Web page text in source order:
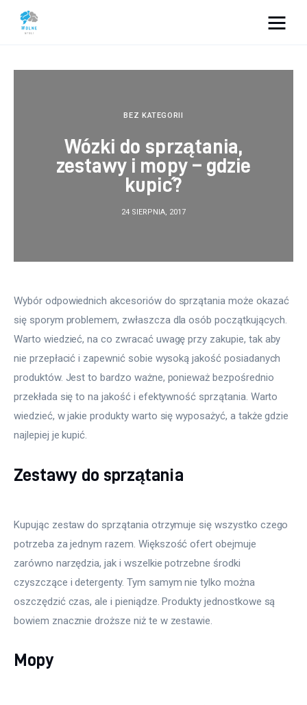
Dom i ogród
Więcej
BEZ KATEGORII
Wózki do sprzątania,
zestawy i mopy – gdzie
kupić?
24 SIERPNIA, 2017
Wybór odpowiednich akcesoriów do sprzątania może okazać
się sporym problemem, zwłaszcza dla osób początkujących.
Warto wiedzieć, na co zwracać uwagę przy zakupie, tak aby
nie przepłacić i zapewnić sobie wysoką jakość posiadanych
produktów. Jest to bardzo ważne, ponieważ bezpośrednio
przekłada się to na jakość i efektywność sprzątania. Warto
wiedzieć, w jakie produkty warto się wyposażyć, a także gdzie
najlepiej je kupić.
Zestawy do sprzątania
Kupując zestaw do sprzątania otrzymuje się wszystko czego
potrzeba za jednym razem. Większość ofert obejmuje
zarówno narzędzia, jak i wszelkie potrzebne środki
czyszczące i detergenty. Tym samym nie tylko można
oszczędzić czas, ale i pieniądze. Produkty jednostkowe są
bowiem znacznie droższe niż te w zestawie.
Mopy